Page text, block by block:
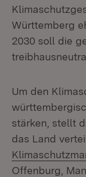
Württemberg
2030 soll die
Um den
stärken, stellt
das Land
Offenburg,